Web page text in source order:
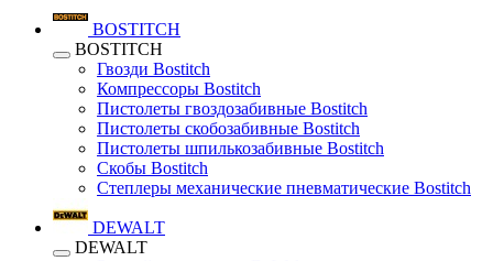
BOSTITCH
BOSTITCH
Гвозди Bostitch
Компрессоры Bostitch
Пистолеты гвоздозабивные Bostitch
Пистолеты скобозабивные Bostitch
Пистолеты шпилькозабивные Bostitch
Скобы Bostitch
Степлеры механические пневматические Bostitch
DEWALT
DEWALT